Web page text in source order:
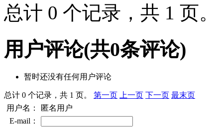
总计 0 个记录，共 1 页。
用户评论(共0条评论)
暂时还没有任何用户评论
总计 0 个记录，共 1 页。 第一页 上一页 下一页 最末页
用户名：
匿名用户
E-mail：